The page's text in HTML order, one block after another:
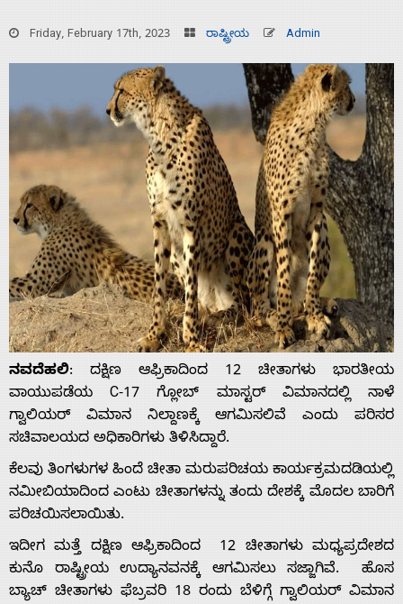
Friday, February 17th, 2023 ರಾಷ್ಟ್ರೀಯ Admin
ನವದೆಹಲಿ: ದಕ್ಷಿಣ ಆಫ್ರಿಕಾದಿಂದ 12 ಚೀತಾಗಳು ಭಾರತೀಯ
ವಾಯುಪಡೆಯ C-17 ಗ್ಲೋಬ್ ಮಾಸ್ಟರ್ ವಿಮಾನದಲ್ಲಿ ನಾಳೆ
ಗ್ವಾಲಿಯರ್ ವಿಮಾನ ನಿಲ್ದಾಣಕ್ಕೆ ಆಗಮಿಸಲಿವೆ ಎಂದು ಪರಿಸರ
ಸಚಿವಾಲಯದ ಅಧಿಕಾರಿಗಳು ತಿಳಿಸಿದ್ದಾರೆ.
ಕೆಲವು ತಿಂಗಳುಗಳ ಹಿಂದೆ ಚೀತಾ ಮರುಪರಿಚಯ ಕಾರ್ಯಕ್ರಮದಡಿಯಲ್ಲಿ
ನಮೀಬಿಯಾದಿಂದ ಎಂಟು ಚೀತಾಗಳನ್ನು ತಂದು ದೇಶಕ್ಕೆ ಮೊದಲ ಬಾರಿಗೆ
ಪರಿಚಯಿಸಲಾಯಿತು.
ಇದೀಗ ಮತ್ತೆ ದಕ್ಷಿಣ ಆಫ್ರಿಕಾದಿಂದ 12 ಚೀತಾಗಳು ಮಧ್ಯಪ್ರದೇಶದ
ಕುನೊ ರಾಷ್ಟ್ರೀಯ ಉದ್ಯಾನವನಕ್ಕೆ ಆಗಮಿಸಲು ಸಜ್ಜಾಗಿವೆ. ಹೊಸ
ಬ್ಯಾಚ್ ಚೀತಾಗಳು ಫೆಬ್ರವರಿ 18 ರಂದು ಬೆಳಿಗ್ಗೆ ಗ್ವಾಲಿಯರ್ ವಿಮಾನ